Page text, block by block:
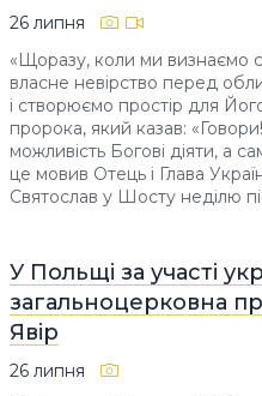
26 липня
«Щоразу, коли ми визнаємо
власне невірство перед
і створюємо простір для
пророка, який казав:
можливість Богові діяти, а
це мовив Отець і Глава
Святослав у Шосту неділю
У Польщі за участі
загальноцерковна
Явір
26 липня